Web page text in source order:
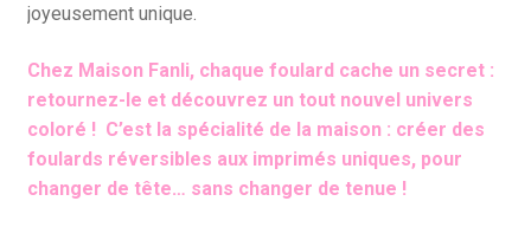
joyeusement unique.
Chez Maison Fanli, chaque foulard cache un secret :
retournez-le et découvrez un tout nouvel univers
coloré ! C’est la spécialité de la maison : créer des
foulards réversibles aux imprimés uniques, pour
changer de tête… sans changer de tenue !